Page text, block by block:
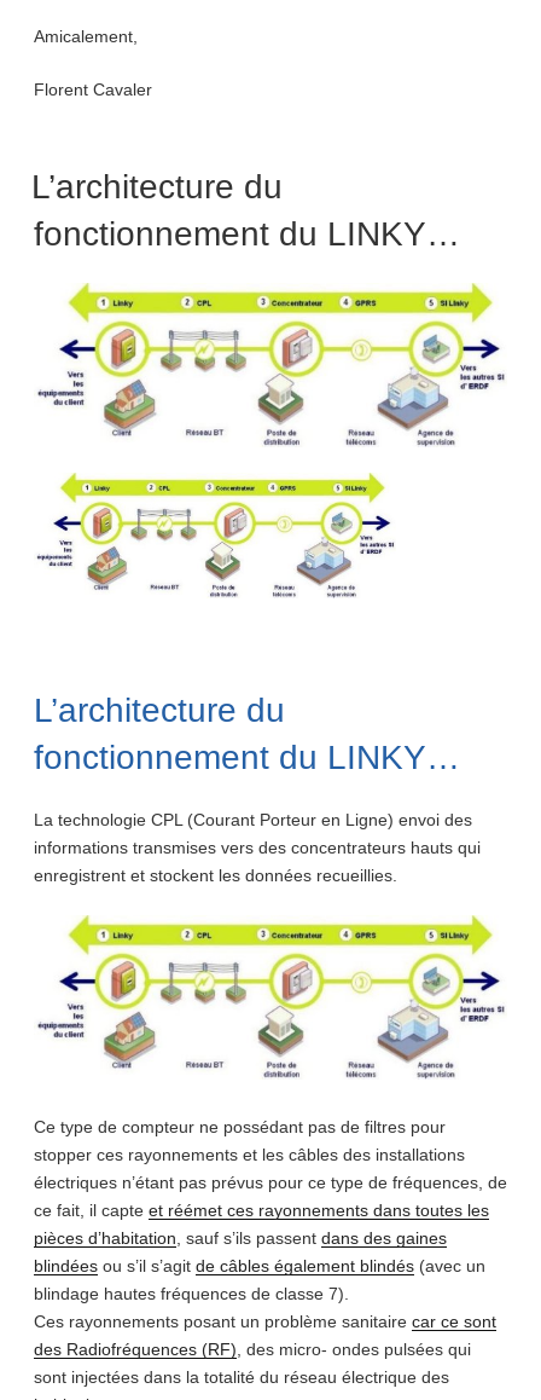
Amicalement,
Florent Cavaler
L’architecture du
fonctionnement du LINKY…
L’architecture du
fonctionnement du LINKY…
La technologie CPL (Courant Porteur en Ligne) envoi des
informations transmises vers des concentrateurs hauts qui
enregistrent et stockent les données recueillies.
Ce type de compteur ne possédant pas de filtres pour
stopper ces rayonnements et les câbles des installations
électriques n’étant pas prévus pour ce type de fréquences, de
ce fait, il capte et réémet ces rayonnements dans toutes les
pièces d’habitation , sauf s’ils passent dans des gaines
blindées ou s’il s’agit de câbles également blindés (avec un
blindage hautes fréquences de classe 7).
Ces rayonnements posant un problème sanitaire car ce sont
des Radiofréquences (RF) , des micro- ondes pulsées qui
sont injectées dans la totalité du réseau électrique des